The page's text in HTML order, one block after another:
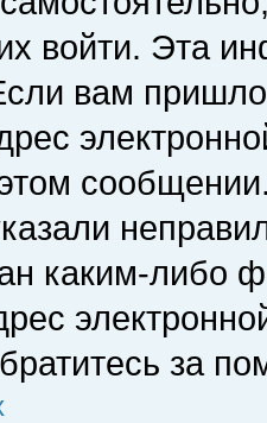
войти. Эта
вам
каким-либо
за